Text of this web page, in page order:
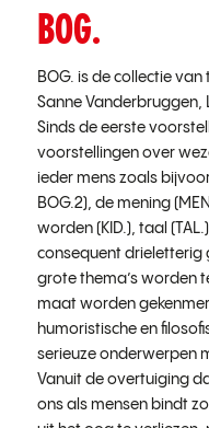
BOG.
BOG. is de collectie
Sanne Vanderbruggen,
Sinds de eerste
voorstellingen over
ieder mens zoals
BOG.2), de mening
worden (KID.), taal
consequent drieletterig
grote thema’s worden
maat worden
humoristische en
serieuze onderwerpen
Vanuit de overtuiging
ons als mensen bindt